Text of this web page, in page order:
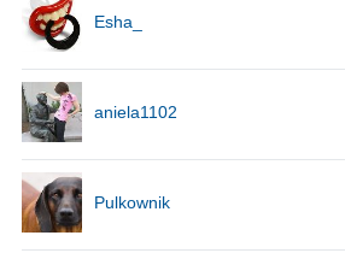
Esha_
aniela1102
Pulkownik